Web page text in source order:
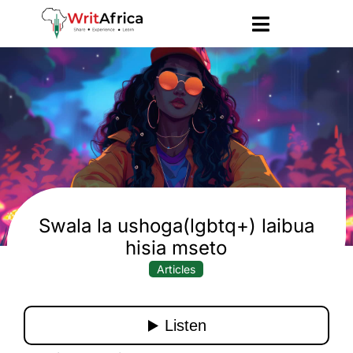
Swala la ushoga(lgbtq+) laibua
hisia mseto
Articles